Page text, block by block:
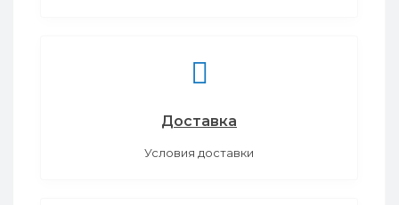
Доставка
Условия доставки